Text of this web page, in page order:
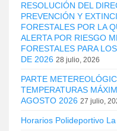
RESOLUCIÓN DEL
PREVENCIÓN Y
FORESTALES POR LA
ALERTA POR RIESGO
FORESTALES PARA
DE 2026 28 julio, 2026
PARTE
TEMPERATURAS
AGOSTO 2026 27 julio,
Horarios Polideportivo La